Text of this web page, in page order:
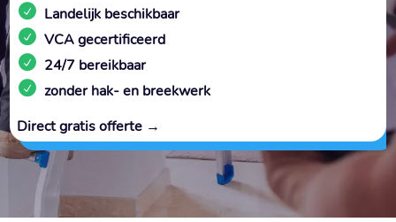
Landelijk beschikbaar
VCA gecertificeerd
24/7 bereikbaar
zonder hak- en breekwerk
Direct gratis offerte →